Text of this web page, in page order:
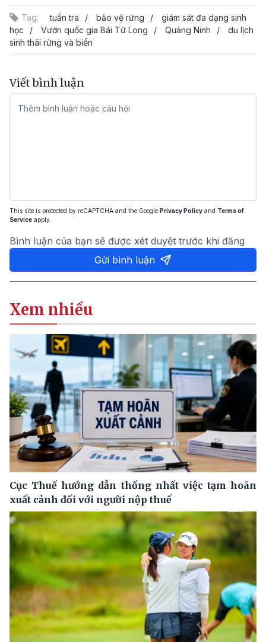
Tag: tuần tra bảo vệ rừng
giám sát đa dạng sinh
học
Vườn quốc gia Bái Tử Long Quảng Ninh
du lịch
sinh thái rừng và biển
Viết bình luận
This site is protected by reCAPTCHA and the Google Privacy Policy and Terms of
Service apply.
Bình luận của bạn sẽ được xét duyệt trước khi đăng
Gửi bình luận
Xem nhiều
Cục Thuế hướng dẫn thống nhất việc tạm hoãn
xuất cảnh đối với người nộp thuế